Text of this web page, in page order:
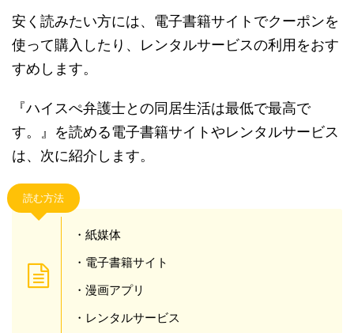
安く読みたい方には、電子書籍サイトでクーポンを
使って購入したり、レンタルサービスの利用をおす
すめします。
『ハイスぺ弁護士との同居生活は最低で最高で
す。』を読める電子書籍サイトやレンタルサービス
は、次に紹介します。
読む方法
・紙媒体
・電子書籍サイト
・漫画アプリ
・レンタルサービス